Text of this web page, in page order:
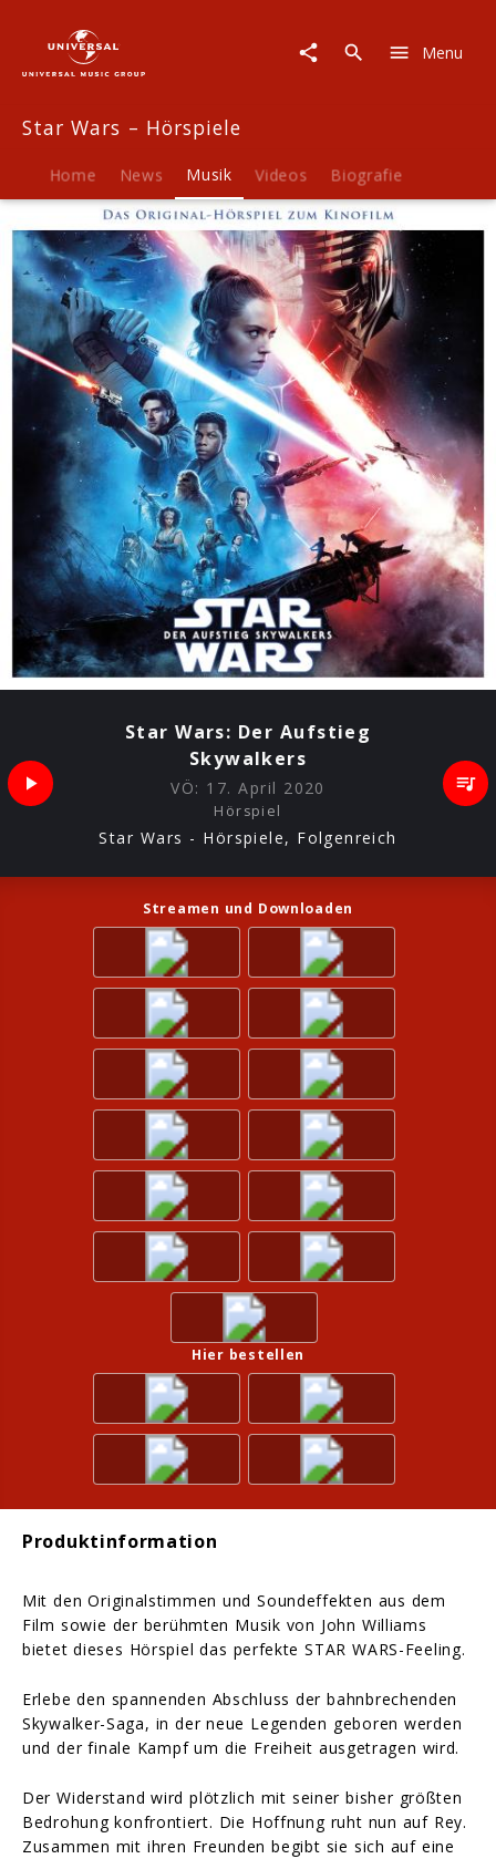
Hörspiele
Musik
Wars:
Aufstieg
Skywalkers
Menu
Star Wars – Hörspiele
Home News Musik Videos Biografie
Star Wars: Der Aufstieg
Skywalkers
VÖ: 17. April 2020
Hörspiel
Star Wars - Hörspiele, Folgenreich
Streamen und Downloaden
Hier bestellen
Produktinformation
Mit den Originalstimmen und Soundeffekten aus dem
Film sowie der berühmten Musik von John Williams
bietet dieses Hörspiel das perfekte STAR WARS-Feeling.
Erlebe den spannenden Abschluss der bahnbrechenden
Skywalker-Saga, in der neue Legenden geboren werden
und der finale Kampf um die Freiheit ausgetragen wird.
Der Widerstand wird plötzlich mit seiner bisher größten
Bedrohung konfrontiert. Die Hoffnung ruht nun auf Rey.
Zusammen mit ihren Freunden begibt sie sich auf eine